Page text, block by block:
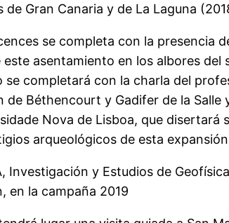
de Gran Canaria y de La Laguna
se completa con la presencia
asentamiento en los albores
completará con la charla del
Béthencourt y Gadifer de la
Nova de Lisboa, que
arqueológicos de esta
Investigación y Estudios de
en la campaña 2019